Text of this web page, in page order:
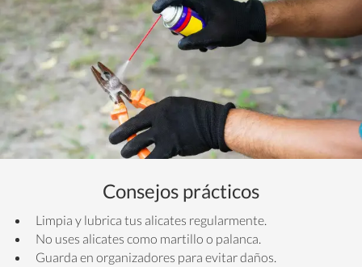
Consejos prácticos
Limpia y lubrica tus alicates regularmente.
No uses alicates como martillo o palanca.
Guarda en organizadores para evitar daños.